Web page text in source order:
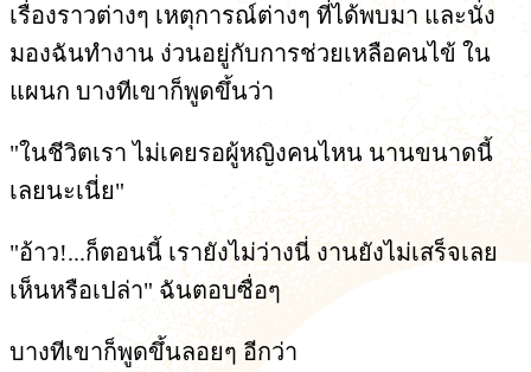
เรื่องราวต่างๆ เหตุการณ์ต่างๆ ที่ได้พบมา และนั่ง
มองฉันทำงาน ง่วนอยู่กับการช่วยเหลือคนไข้ ใน
แผนก บางทีเขาก็พูดขึ้นว่า
"ในชีวิตเรา ไม่เคยรอผู้หญิงคนไหน นานขนาดนี้
เลยนะเนี่ย"
"อ้าว!...ก็ตอนนี้ เรายังไม่ว่างนี่ งานยังไม่เสร็จเลย
เห็นหรือเปล่า" ฉันตอบซื่อๆ
บางทีเขาก็พูดขึ้นลอยๆ อีกว่า